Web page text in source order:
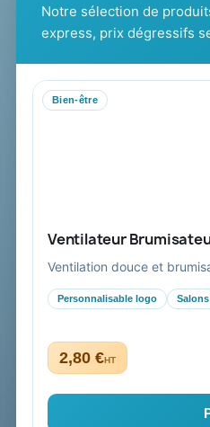
Notre sélection de
express, prix dégressifs
Bien-être
Ventilateur
Ventilation douce et
Personnalisable logo
2,80 €HT
cadeaux d’affaires
conseil, marquage et
administrations.
Mandat administratif &
Collectivités &
Devis, mandat